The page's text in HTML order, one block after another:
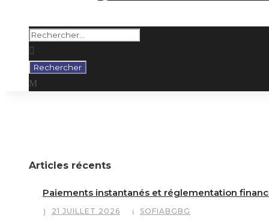
Articles récents
Paiements instantanés et réglementation
21 JUILLET 2026 SOFIABGBG